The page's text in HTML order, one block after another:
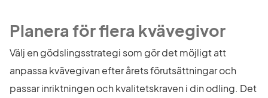
Planera för flera kvävegivor
Välj en gödslingsstrategi som gör det möjligt att
anpassa kvävegivan efter årets förutsättningar och
passar inriktningen och kvalitetskraven i din odling. Det